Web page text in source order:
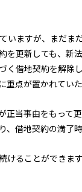
ますが、まだま
を更新しても、
く借地契約を解除
点が置かれていた
正当事由をもって
借地契約の満了
けることができま